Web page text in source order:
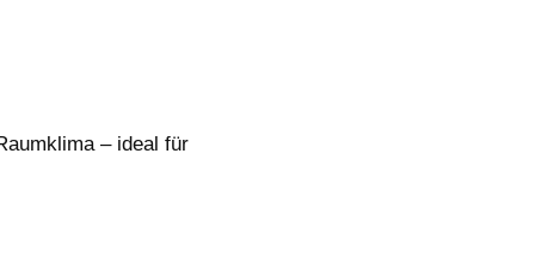
– ideal für